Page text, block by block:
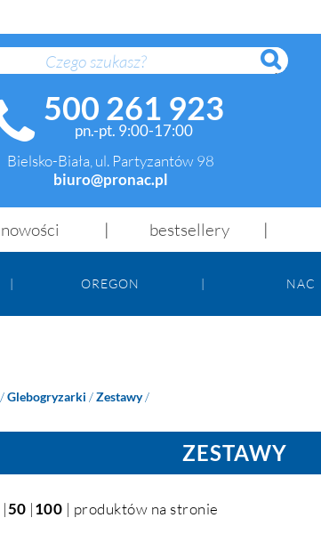
SZUKAJ
500 261 923
pn.-pt. 9:00-17:00
Bielsko-Biała, ul. Partyzantów 98
biuro@pronac.pl
nowości bestsellery
OREGON NAC
/Glebogryzarki /Zestawy/
ZESTAWY
|50 |100 | produktów na stronie